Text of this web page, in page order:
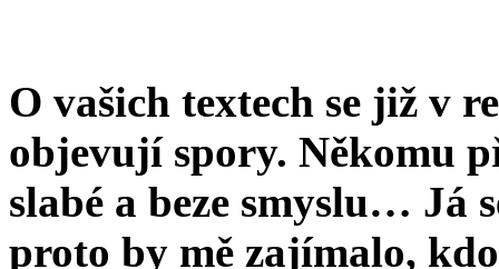
O vašich textech se již v
objevují spory. Někomu
slabé a beze smyslu…
proto by mě zajímalo,